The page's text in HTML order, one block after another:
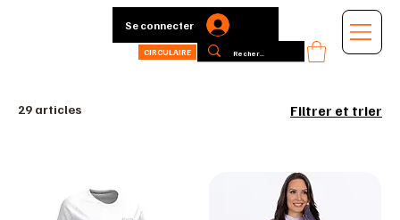
Se connecter
CIRCULAIRE
29 articles Filtrer et trier